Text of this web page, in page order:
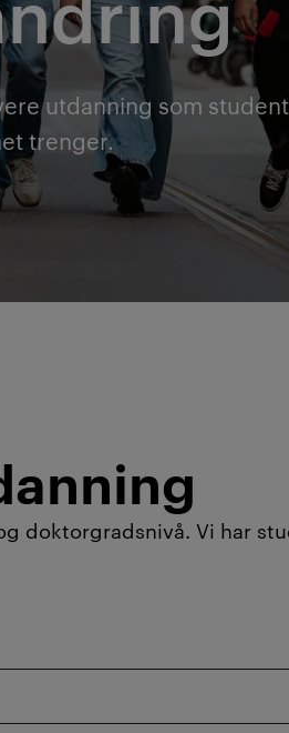
utdanning som
trenger.
doktorgradsnivå. Vi har